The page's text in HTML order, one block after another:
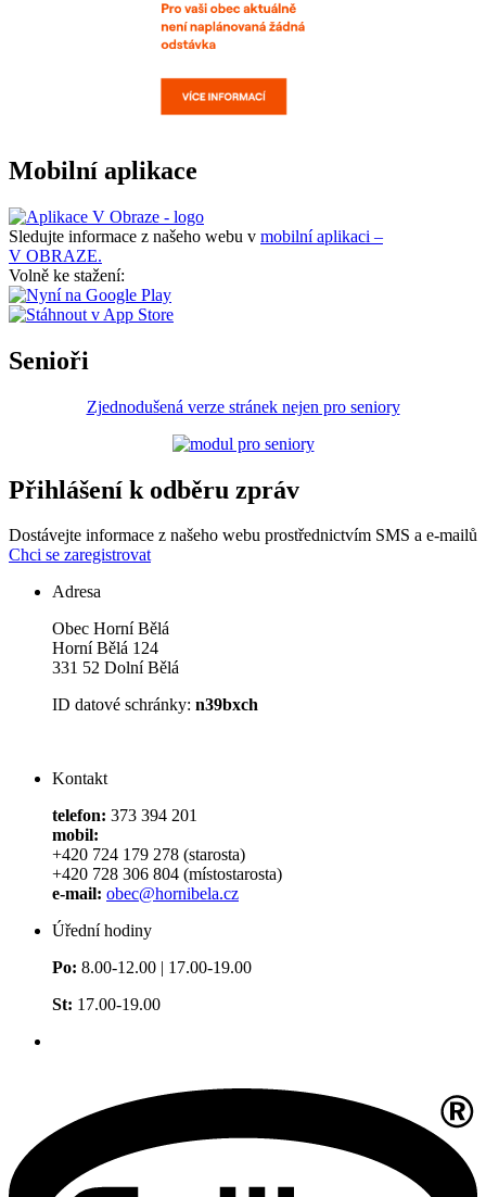
Mobilní aplikace
Sledujte informace z našeho webu v mobilní aplikaci –
V OBRAZE.
Volně ke stažení:
Senioři
Zjednodušená verze stránek nejen pro seniory
Přihlášení k odběru zpráv
Dostávejte informace z našeho webu prostřednictvím SMS a e-mailů
Chci se zaregistrovat
Adresa
Obec Horní Bělá
Horní Bělá 124
331 52 Dolní Bělá
ID datové schránky: n39bxch
Kontakt
telefon: 373 394 201
mobil:
+420 724 179 278 (starosta)
+420 728 306 804 (místostarosta)
e-mail: obec@hornibela.cz
Úřední hodiny
Po: 8.00-12.00 | 17.00-19.00
St: 17.00-19.00